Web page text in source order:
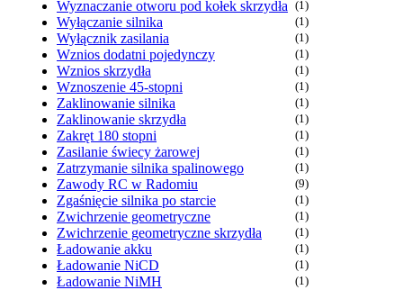
Wyznaczanie otworu pod kołek skrzydła (1)
Wyłączanie silnika (1)
Wyłącznik zasilania (1)
Wznios dodatni pojedynczy (1)
Wznios skrzydła (1)
Wznoszenie 45-stopni (1)
Zaklinowanie silnika (1)
Zaklinowanie skrzydła (1)
Zakręt 180 stopni (1)
Zasilanie świecy żarowej (1)
Zatrzymanie silnika spalinowego (1)
Zawody RC w Radomiu (9)
Zgaśnięcie silnika po starcie (1)
Zwichrzenie geometryczne (1)
Zwichrzenie geometryczne skrzydła (1)
Ładowanie akku (1)
Ładowanie NiCD (1)
Ładowanie NiMH (1)